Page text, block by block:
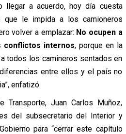
llegar a acuerdo, hoy día cuesta
que le impida a los camioneros
volver a emplazar: No ocupen a
conflictos internos, porque en la
todos los camineros sentados en
entre ellos y el país no
enfatizó.
Transporte, Juan Carlos Muñoz,
del subsecretario del Interior y
para “cerrar este capítulo